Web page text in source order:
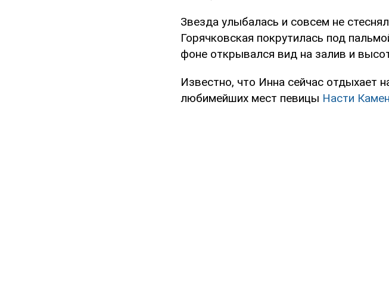
Звезда улыбалась и совсем не
Горячковская покрутилась под
фоне открывался вид на залив и
Известно, что Инна сейчас отдыхает
любимейших мест певицы Насти